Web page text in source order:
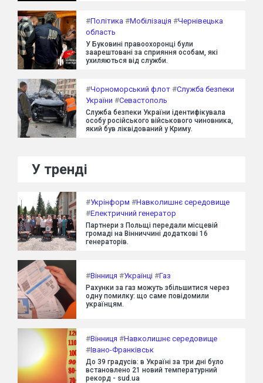
#Політика #Мобілізація #Чернівецька
область
У Буковині правоохоронці були
заарештовані за сприяння особам, які
ухиляються від служби.
#Чорноморський флот #Служба безпеки
України #Севастополь
Служба безпеки України ідентифікувала
особу російського військового чиновника,
який був ліквідований у Криму.
У тренді
#Укрінформ #Навколишнє середовище
#Електричний генератор
Партнери з Польщі передали місцевій
громаді на Вінниччині додаткові 16
генераторів.
#Вінниця #Українці #Газ
Рахунки за газ можуть збільшитися через
одну помилку: що саме повідомили
українцям.
#Вінниця #Навколишнє середовище
#Івано-Франківськ
До 39 градусів: в Україні за три дні було
встановлено 21 новий температурний
рекорд - sud.ua